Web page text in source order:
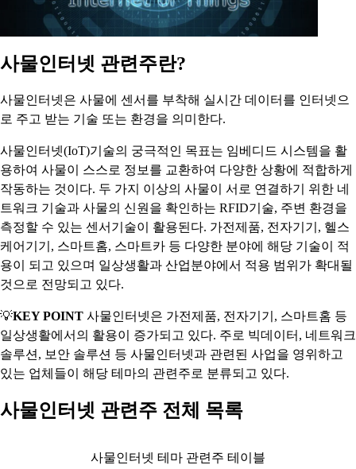
사물인터넷 관련주란?
사물인터넷은 사물에 센서를 부착해 실시간 데이터를 인터넷으
로 주고 받는 기술 또는 환경을 의미한다.
사물인터넷(IoT)기술의 궁극적인 목표는 임베디드 시스템을 활
용하여 사물이 스스로 정보를 교환하여 다양한 상황에 적합하게
작동하는 것이다. 두 가지 이상의 사물이 서로 연결하기 위한 네
트워크 기술과 사물의 신원을 확인하는 RFID기술, 주변 환경을
측정할 수 있는 센서기술이 활용된다. 가전제품, 전자기기, 헬스
케어기기, 스마트홈, 스마트카 등 다양한 분야에 해당 기술이 적
용이 되고 있으며 일상생활과 산업분야에서 적용 범위가 확대될
것으로 전망되고 있다.
💡KEY POINT 사물인터넷은 가전제품, 전자기기, 스마트홈 등
일상생활에서의 활용이 증가되고 있다. 주로 빅데이터, 네트워크
솔루션, 보안 솔루션 등 사물인터넷과 관련된 사업을 영위하고
있는 업체들이 해당 테마의 관련주로 분류되고 있다.
사물인터넷 관련주 전체 목록
사물인터넷 테마 관련주 테이블